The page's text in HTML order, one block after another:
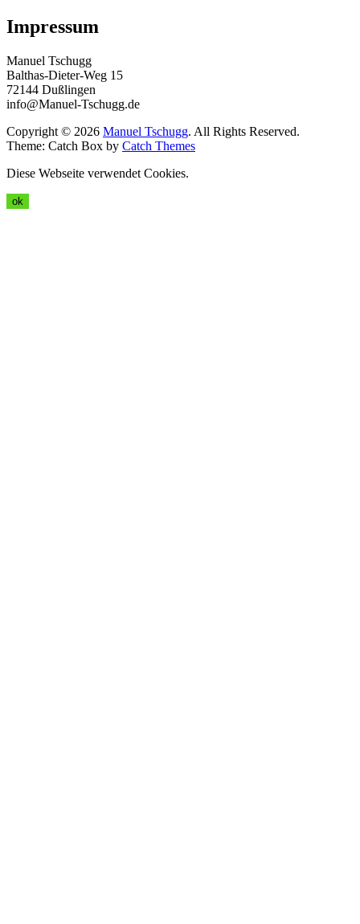
Impressum
Manuel Tschugg
Balthas-Dieter-Weg 15
72144 Dußlingen
info@Manuel-Tschugg.de
Copyright © 2026 Manuel Tschugg. All Rights Reserved.
Theme: Catch Box by Catch Themes
Diese Webseite verwendet Cookies.